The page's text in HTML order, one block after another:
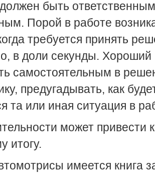
быть
Порой в работе
требуется принять
в доли секунды.
самостоятельным в
предугадывать, как
та или иная ситуация в
может привести к
итогу.
имеется книга